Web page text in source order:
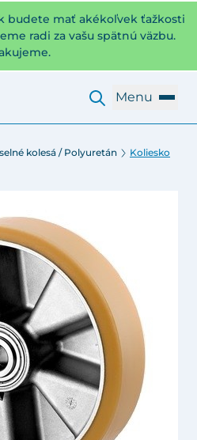
budete mať akékoľvek ťažkosti
radi za vašu spätnú väzbu.
Menu
kolesá / Polyuretán Koliesko